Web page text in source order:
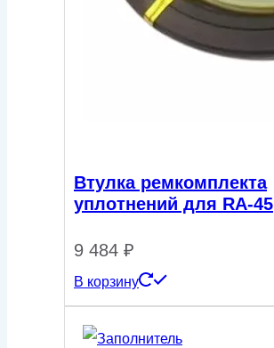
Втулка ремкомплекта
уплотнений для RA-45
9 484 ₽
В корзину